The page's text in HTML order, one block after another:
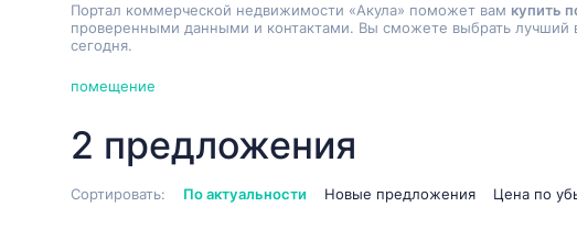
Портал коммерческой недвижимости «Акула» поможет вам купить
проверенными данными и контактами. Вы сможете выбрать
сегодня.
помещение
2 предложения
Сортировать: По актуальности Новые предложения Цена по